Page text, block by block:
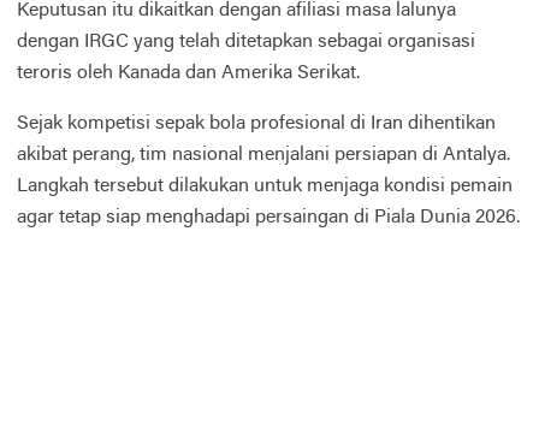
Keputusan itu dikaitkan dengan afiliasi masa lalunya
dengan IRGC yang telah ditetapkan sebagai organisasi
teroris oleh Kanada dan Amerika Serikat.
Sejak kompetisi sepak bola profesional di Iran dihentikan
akibat perang, tim nasional menjalani persiapan di Antalya.
Langkah tersebut dilakukan untuk menjaga kondisi pemain
agar tetap siap menghadapi persaingan di Piala Dunia 2026.